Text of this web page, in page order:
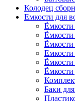
Колодец
Емкости для
Ёмкости
Ёмкости
Емкости
Ёмкости
Баки